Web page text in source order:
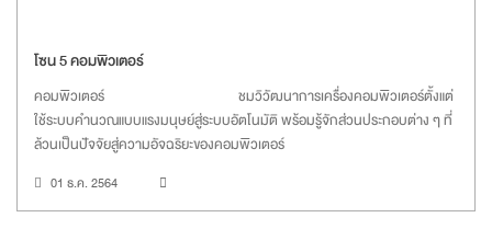
โซน 5 คอมพิวเตอร์
คอมพิวเตอร์ ชมวิวัฒนาการเครื่องคอมพิวเตอร์ตั้งแต่
ใช้ระบบคำนวณแบบแรงมนุษย์สู่ระบบอัตโนมัติ พร้อมรู้จักส่วนประกอบต่าง ๆ ที่
ล้วนเป็นปัจจัยสู่ความอัจฉริยะของคอมพิวเตอร์
01 ธ.ค. 2564